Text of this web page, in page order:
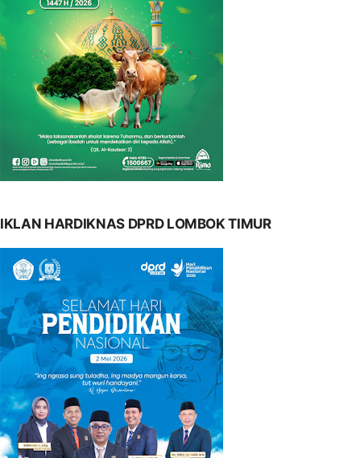
IKLAN HARDIKNAS DPRD LOMBOK TIMUR